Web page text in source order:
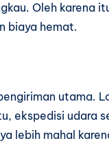
Oleh karena
biaya hemat.
utama.
ekspedisi udara
lebih mahal